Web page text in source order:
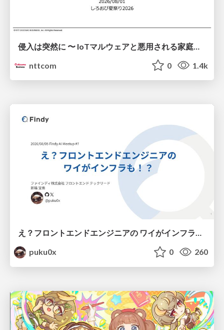
nttcom
0 1.4k
え？フロントエンドエンジニアの ワイがインフラも！？
puku0x
0 260